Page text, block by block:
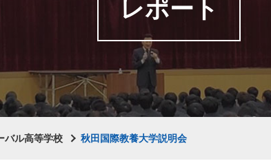
レポート
バル高等学校 秋田国際教養大学説明会